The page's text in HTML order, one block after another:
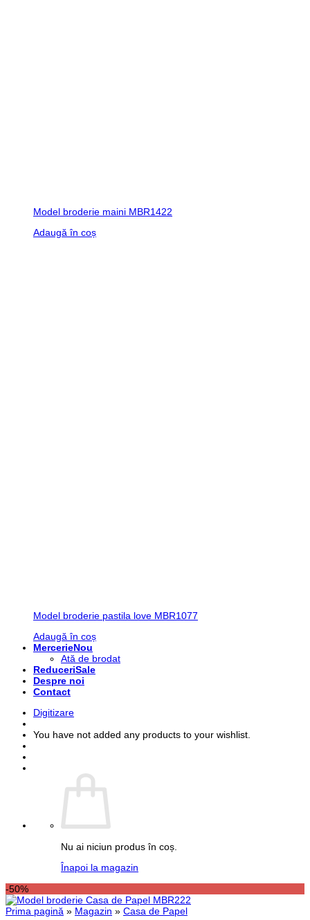
Model broderie maini MBR1422
Adaugă în coș
Model broderie pastila love MBR1077
Adaugă în coș
Mercerie
Ată de brodat
Reduceri
Despre noi
Contact
Digitizare
You have not added any products to your wishlist.
Nu ai niciun produs în coș.
Înapoi la magazin
-50%
Prima pagină » Magazin » Casa de Papel